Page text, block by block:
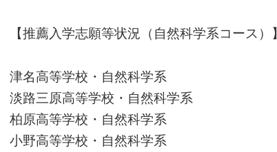
【推薦入学志願等状況（自然科学系コース）】
津名高等学校・自然科学系
淡路三原高等学校・自然科学系
柏原高等学校・自然科学系
小野高等学校・自然科学系